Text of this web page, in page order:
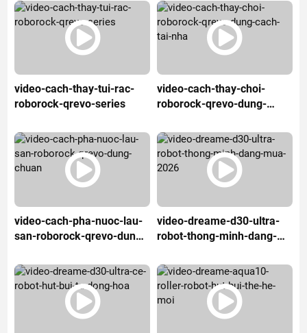
video-cach-thay-tui-rac-
roborock-qrevo-series
video-cach-thay-choi-
roborock-qrevo-dung-
video-cach-pha-nuoc-lau-
san-roborock-qrevo-dung-
video-dreame-d30-ultra-
robot-thong-minh-dang-